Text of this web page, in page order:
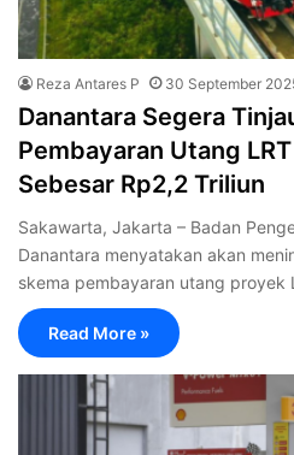
Reza Antares P 30 September
Danantara Segera
Pembayaran Utang
Sebesar Rp2,2 Triliun
Sakawarta, Jakarta – Badan
Danantara menyatakan akan
skema pembayaran utang proyek
Read More »